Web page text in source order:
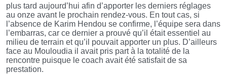
plus tard aujourd’hui afin d’apporter les derniers réglages
au onze avant le prochain rendez-vous. En tout cas, si
l’absence de Karim Hendou se confirme, l’équipe sera dans
l’embarras, car ce dernier a prouvé qu’il était essentiel au
milieu de terrain et qu’il pouvait apporter un plus. D’ailleurs
face au Mouloudia il avait pris part à la totalité de la
rencontre puisque le coach avait été satisfait de sa
prestation.